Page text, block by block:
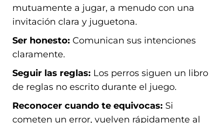
mutuamente a jugar, a menudo con una
invitación clara y juguetona.
Ser honesto: Comunican sus intenciones
claramente.
Seguir las reglas: Los perros siguen un libro
de reglas no escrito durante el juego.
Reconocer cuando te equivocas: Si
cometen un error, vuelven rápidamente al